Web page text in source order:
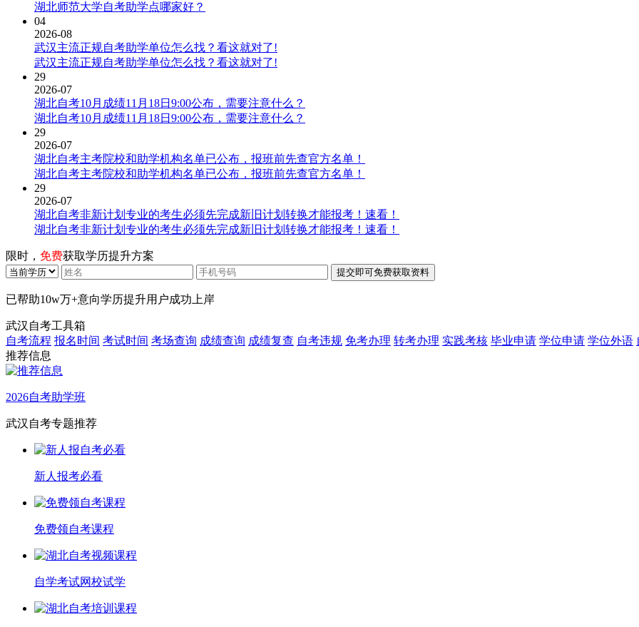
湖北师范大学自考助学点哪家好？
04
2026-08
武汉主流正规自考助学单位怎么找？看这就对了!
武汉主流正规自考助学单位怎么找？看这就对了!
29
2026-07
湖北自考10月成绩11月18日9:00公布，需要注意什么？
湖北自考10月成绩11月18日9:00公布，需要注意什么？
29
2026-07
湖北自考主考院校和助学机构名单已公布，报班前先查官方名单！
湖北自考主考院校和助学机构名单已公布，报班前先查官方名单！
29
2026-07
湖北自考非新计划专业的考生必须先完成新旧计划转换才能报考！速看！
湖北自考非新计划专业的考生必须先完成新旧计划转换才能报考！速看！
限时， 免费获取学历提升方案
已帮助10w万+意向学历提升用户成功上岸
武汉自考工具箱
自考流程 报名时间 考试时间 考场查询 成绩查询 成绩复查 自考违规 免考办理 转考办理 实践考核 毕业申请 学位申请 学位外语
推荐信息
2026自考助学班
武汉自考专题推荐
新人报考必看
免费领自考课程
自学考试网校试学